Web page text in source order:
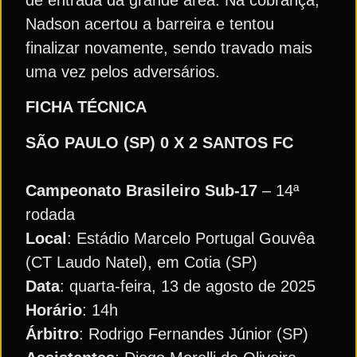
Nadson acertou a barreira e tentou
finalizar novamente, sendo travado mais
uma vez pelos adversários.
FICHA TÉCNICA
SÃO PAULO (SP) 0 X 2 SANTOS FC
Campeonato Brasileiro Sub-17 – 14ª
rodada
Local : Estádio Marcelo Portugal Gouvêa
(CT Laudo Natel), em Cotia (SP)
Data: quarta-feira, 13 de agosto de 2025
Horário: 14h
Árbitro: Rodrigo Fernandes Júnior (SP)